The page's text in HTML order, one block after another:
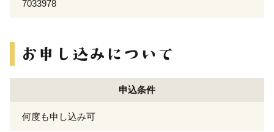
7033978
申込条件
何度も申し込み可